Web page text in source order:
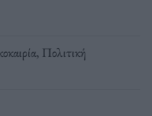
, Πολιτική